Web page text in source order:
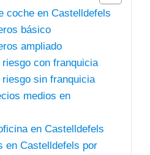
coche en Castelldefels
básico
ampliado
riesgo con franquicia
riesgo sin franquicia
medios en
en Castelldefels
en Castelldefels por